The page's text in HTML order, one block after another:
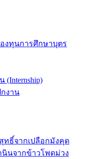
งทุนการศึกษาบุตร
(Internship)
งาน
ธิ์จากเปลือกมังคุด
นจากข้าวโพดม่วง